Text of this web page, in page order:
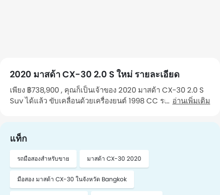
2020 มาสด้า CX-30 2.0 S ใหม่ รายละเอียด
เพียง ฿738,900 , คุณก็เป็นเจ้าของ 2020 มาสด้า CX-30 2.0 S
Suv ได้แล้ว ขับเคลื่อนด้วยเครื่องยนต์ 1998 CC รถคันนี้วิ่งมา
ต้องการนัดหมาย โปรดติดต่อฉัน"
อ่านเพิ่มเติม
แท็ก
รถมือสองสำหรับขาย มาสด้า CX-30 2020
มือสอง มาสด้า CX-30 ในจังหวัด Bangkok